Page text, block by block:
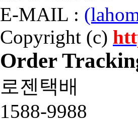
E-MAIL :
Copyright (c)
Order
로젠택배
1588-9988